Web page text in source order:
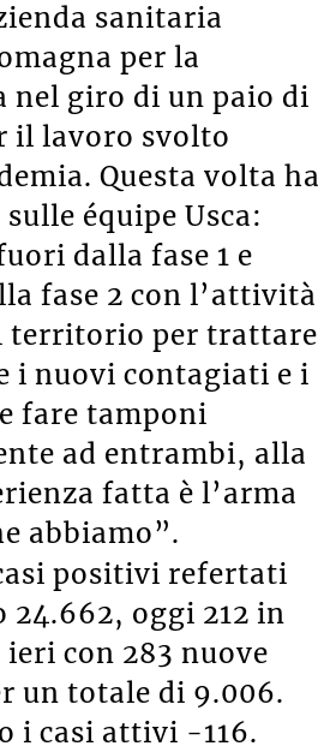
sanitaria
per la
nel giro di un paio di
il lavoro svolto
Questa volta ha
équipe Usca:
dalla fase 1 e
fase 2 con l’attività
territorio per trattare
i nuovi contagiati e i
fare tamponi
ad entrambi, alla
fatta è l’arma
abbiamo”.
positivi refertati
24.662, oggi 212 in
con 283 nuove
un totale di 9.006.
i casi attivi -116.